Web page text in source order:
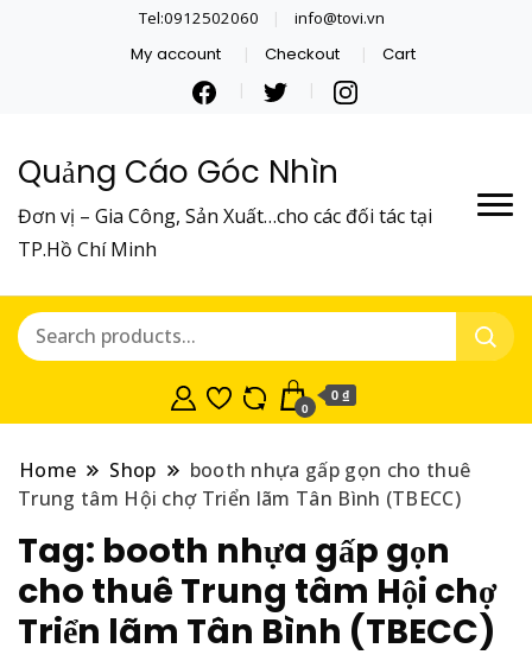
Tel:0912502060 info@tovi.vn
My account Checkout Cart
Quảng Cáo Góc Nhìn
Đơn vị – Gia Công, Sản Xuất…cho các đối tác tại
TP.Hồ Chí Minh
0
0 ₫
Home Shop
booth nhựa gấp gọn cho thuê
Trung tâm Hội chợ Triển lãm Tân Bình (TBECC)
Tag: booth nhựa gấp gọn
cho thuê Trung tâm Hội chợ
Triển lãm Tân Bình (TBECC)